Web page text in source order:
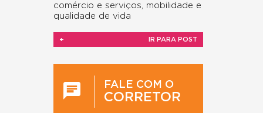
comércio e serviços, mobilidade e
qualidade de vida
+ IR PARA POST
FALE COM O
CORRETOR